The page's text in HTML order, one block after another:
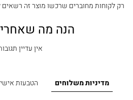
רק לקוחות מחוברים שרכשו מוצר זה רשאים
הנה מה
אין עדיין
מדיניות משלוחים הטבעות